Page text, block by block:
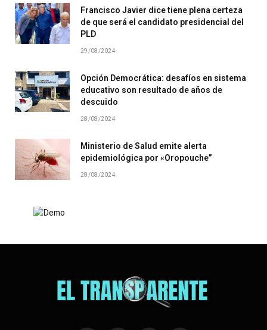
Francisco Javier dice tiene plena certeza
de que será el candidato presidencial del
PLD
29/08/2024
Opción Democrática: desafíos en sistema
educativo son resultado de años de
descuido
28/08/2024
Ministerio de Salud emite alerta
epidemiológica por «Oropouche”
28/08/2024